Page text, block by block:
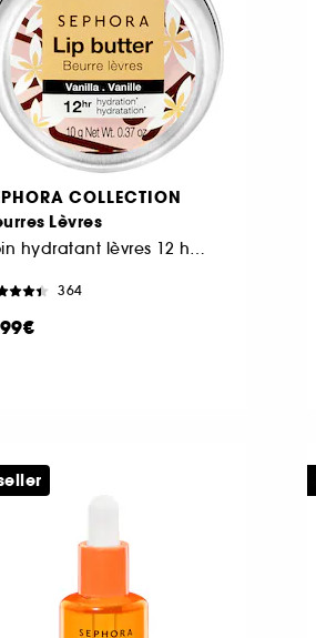
COLLECTION
Lèvres
Soin hydratant lèvres 12 heures
364